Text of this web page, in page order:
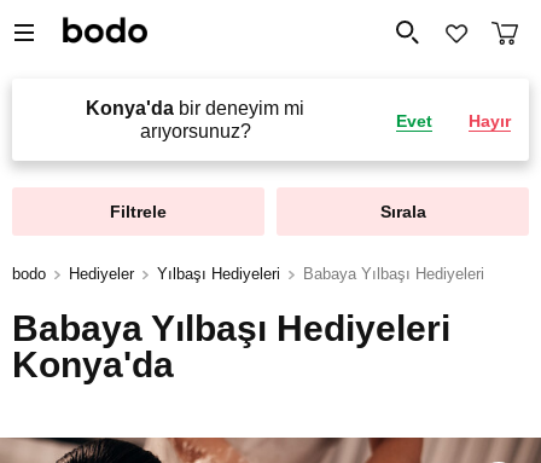
Konya'da bir deneyim mi
arıyorsunuz?
Evet Hayır
Filtrele Sırala
bodo Hediyeler Yılbaşı Hediyeleri Babaya Yılbaşı Hediyeleri
Babaya Yılbaşı Hediyeleri
Konya'da